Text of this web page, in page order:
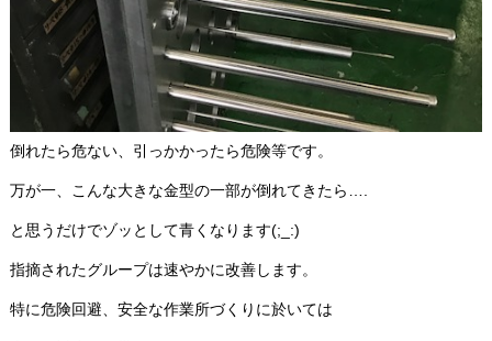
倒れたら危ない、引っかかったら危険等です。
万が一、こんな大きな金型の一部が倒れてきたら….
と思うだけでゾッとして青くなります(;_:)
指摘されたグループは速やかに改善します。
特に危険回避、安全な作業所づくりに於いては